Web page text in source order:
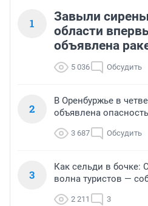
1
Завыли
области
объявлена
5 036 Обсудить
2
В Оренбуржье в
объявлена
3 687 Обсудить
3
Как сельди в бочке:
волна туристов —
2 211 3